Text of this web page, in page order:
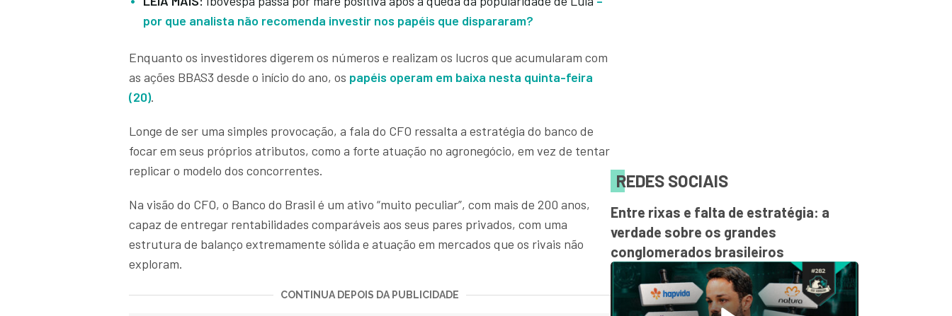
por que analista não recomenda investir nos papéis que dispararam?
Enquanto os investidores digerem os números e realizam os lucros que acumularam com
as ações BBAS3 desde o início do ano, os papéis operam em baixa nesta quinta-feira
(20).
Longe de ser uma simples provocação, a fala do CFO ressalta a estratégia do banco de
focar em seus próprios atributos, como a forte atuação no agronegócio, em vez de tentar
replicar o modelo dos concorrentes.
Na visão do CFO, o Banco do Brasil é um ativo “muito peculiar”, com mais de 200 anos,
capaz de entregar rentabilidades comparáveis aos seus pares privados, com uma
estrutura de balanço extremamente sólida e atuação em mercados que os rivais não
exploram.
CONTINUA DEPOIS DA PUBLICIDADE
REDES SOCIAIS
Entre rixas e falta de estratégia: a
verdade sobre os grandes
conglomerados brasileiros